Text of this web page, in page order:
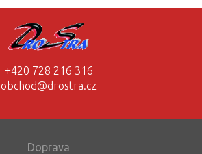
+420 728 216 316
obchod@drostra.cz
Doprava